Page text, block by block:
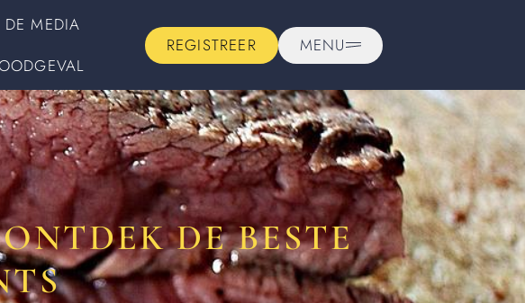
DE MEDIA
REGISTREER MENU
DE BESTE